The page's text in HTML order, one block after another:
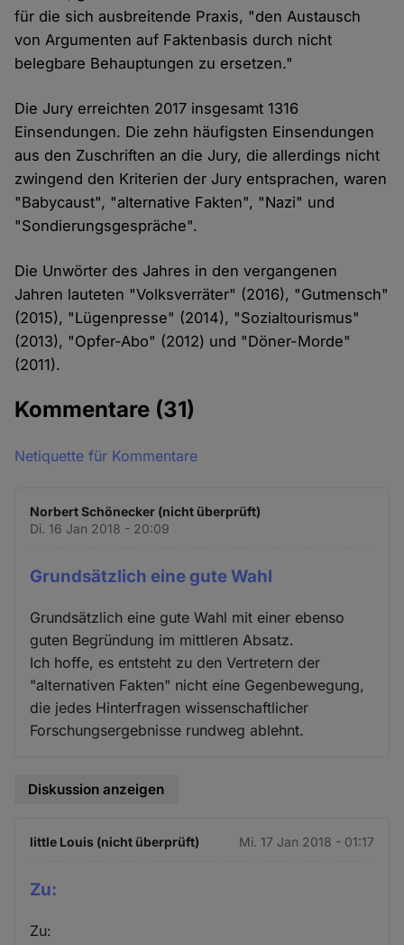
für die sich ausbreitende Praxis, "den Austausch
von Argumenten auf Faktenbasis durch nicht
belegbare Behauptungen zu ersetzen."
Die Jury erreichten 2017 insgesamt 1316
Einsendungen. Die zehn häufigsten Einsendungen
aus den Zuschriften an die Jury, die allerdings nicht
zwingend den Kriterien der Jury entsprachen, waren
"Babycaust", "alternative Fakten", "Nazi" und
"Sondierungsgespräche".
Die Unwörter des Jahres in den vergangenen
Jahren lauteten "Volksverräter" (2016), "Gutmensch"
(2015), "Lügenpresse" (2014), "Sozialtourismus"
(2013), "Opfer-Abo" (2012) und "Döner-Morde"
(2011).
Kommentare (31)
Netiquette für Kommentare
Norbert Schönecker (nicht überprüft)
Di. 16 Jan 2018 - 20:09
Grundsätzlich eine gute Wahl
Grundsätzlich eine gute Wahl mit einer ebenso
guten Begründung im mittleren Absatz.
Ich hoffe, es entsteht zu den Vertretern der
"alternativen Fakten" nicht eine Gegenbewegung,
die jedes Hinterfragen wissenschaftlicher
Forschungsergebnisse rundweg ablehnt.
Diskussion anzeigen
little Louis (nicht überprüft) Mi. 17 Jan 2018 - 01:17
Zu:
Zu: